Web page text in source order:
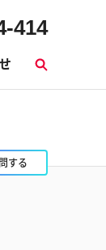
414
索
する